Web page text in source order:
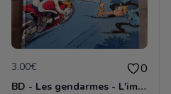
3.00€ 0
BD - Les gendarmes - L'imitation de vitesse - Tome 14